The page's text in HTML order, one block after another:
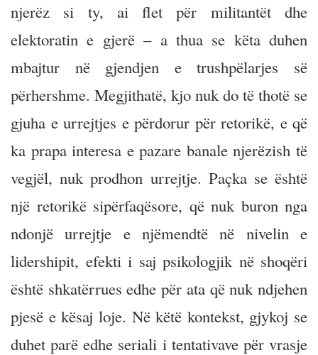
njerëz si ty, ai flet për militantët dhe
elektoratin e gjerë – a thua se këta duhen
mbajtur në gjendjen e trushpëlarjes së
përhershme. Megjithatë, kjo nuk do të thotë se
gjuha e urrejtjes e përdorur për retorikë, e që
ka prapa interesa e pazare banale njerëzish të
vegjël, nuk prodhon urrejtje. Paçka se është
një retorikë sipërfaqësore, që nuk buron nga
ndonjë urrejtje e njëmendtë në nivelin e
lidershipit, efekti i saj psikologjik në shoqëri
është shkatërrues edhe për ata që nuk ndjehen
pjesë e kësaj loje. Në këtë kontekst, gjykoj se
duhet parë edhe seriali i tentativave për vrasje